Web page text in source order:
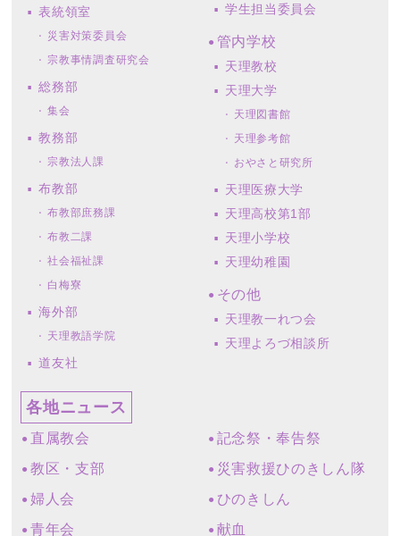
表統領室
災害対策委員会
宗教事情調査研究会
総務部
集会
教務部
宗教法人課
布教部
布教部庶務課
布教二課
社会福祉課
白梅寮
海外部
天理教語学院
道友社
学生担当委員会
管内学校
天理教校
天理大学
天理図書館
天理参考館
おやさと研究所
天理医療大学
天理高校第1部
天理小学校
天理幼稚園
その他
天理教一れつ会
天理よろづ相談所
各地ニュース
直属教会
教区・支部
婦人会
青年会
記念祭・奉告祭
災害救援ひのきしん隊
ひのきしん
献血